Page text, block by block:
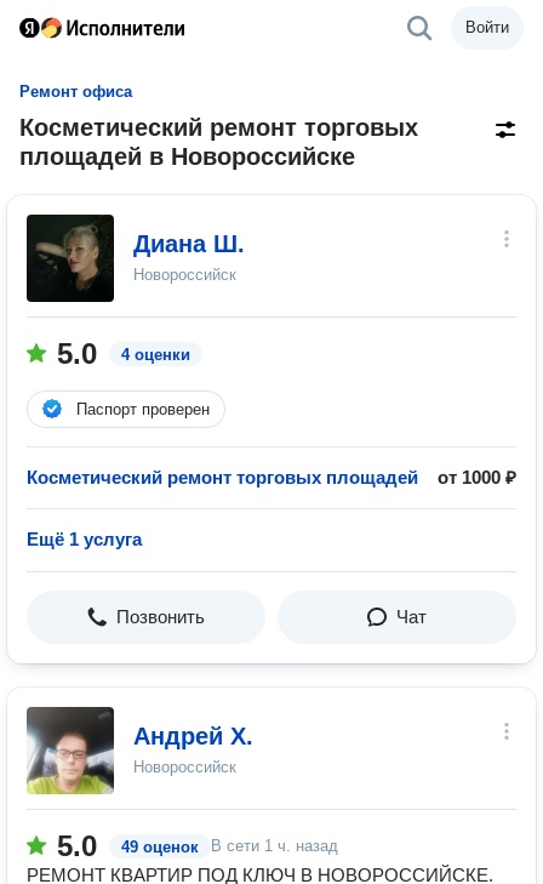
Войти
Ремонт офиса
Косметический ремонт торговых
площадей в Новороссийске
Диана Ш.
Новороссийск
5.0 4 оценки
Паспорт проверен
Косметический ремонт торговых площадей от 1000 ₽
Ещё 1 услуга
Позвонить Чат
Андрей Х.
Новороссийск
5.0 49 оценок В сети 1 ч. назад
РЕМОНТ КВАРТИР ПОД КЛЮЧ В НОВОРОССИЙСКЕ.